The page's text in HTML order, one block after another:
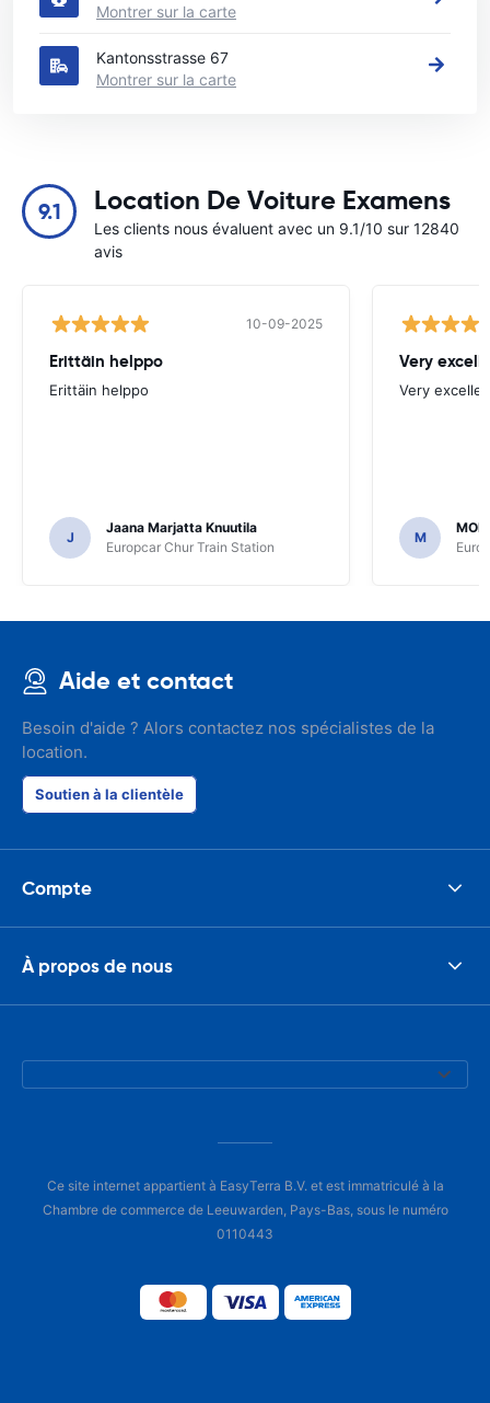
Montrer sur la carte
Kantonsstrasse 67
Montrer sur la carte
9.1 Location De Voiture Examens
Les clients nous évaluent avec un 9.1/10 sur 12840
avis
10-09-2025
Erittäin helppo
Erittäin helppo
J
Jaana Marjatta Knuutila
Europcar Chur Train Station
Very
Very
M
Aide et contact
Besoin d'aide ? Alors contactez nos spécialistes de la
location.
Soutien à la clientèle
Compte
À propos de nous
Ce site internet appartient à EasyTerra B.V. et est immatriculé à la
Chambre de commerce de Leeuwarden, Pays-Bas, sous le numéro
0110443